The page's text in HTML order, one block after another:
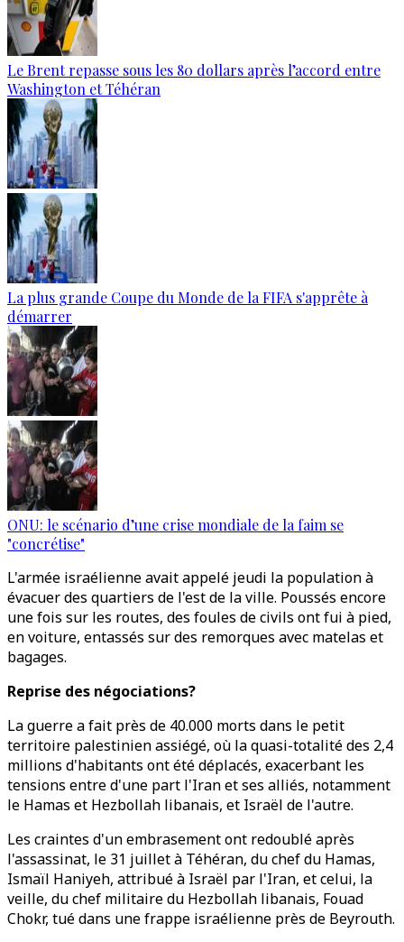
Le Brent repasse sous les 80 dollars après l’accord entre
Washington et Téhéran
La plus grande Coupe du Monde de la FIFA s'apprête à
démarrer
ONU: le scénario d’une crise mondiale de la faim se
"concrétise"
L'armée israélienne avait appelé jeudi la population à
évacuer des quartiers de l'est de la ville. Poussés encore
une fois sur les routes, des foules de civils ont fui à pied,
en voiture, entassés sur des remorques avec matelas et
bagages.
Reprise des négociations?
La guerre a fait près de 40.000 morts dans le petit
territoire palestinien assiégé, où la quasi-totalité des 2,4
millions d'habitants ont été déplacés, exacerbant les
tensions entre d'une part l'Iran et ses alliés, notamment
le Hamas et Hezbollah libanais, et Israël de l'autre.
Les craintes d'un embrasement ont redoublé après
l'assassinat, le 31 juillet à Téhéran, du chef du Hamas,
Ismaïl Haniyeh, attribué à Israël par l'Iran, et celui, la
veille, du chef militaire du Hezbollah libanais, Fouad
Chokr, tué dans une frappe israélienne près de Beyrouth.